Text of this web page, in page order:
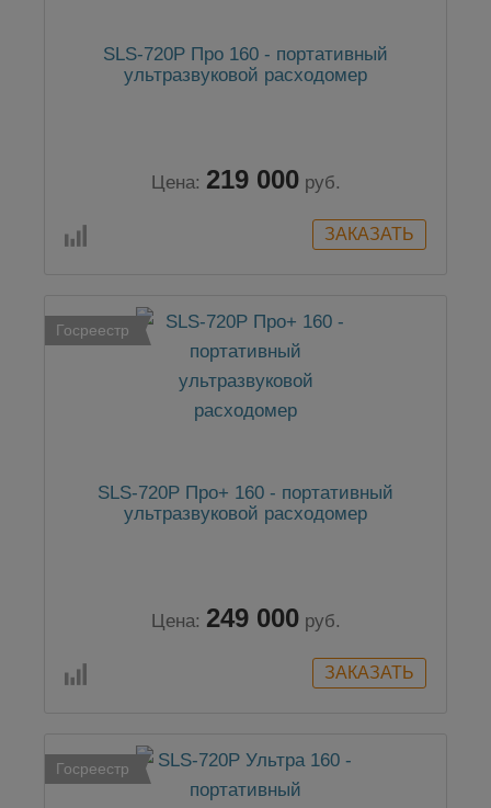
SLS-720P Про 160 - портативный
ультразвуковой расходомер
Цена: 219 000 руб.
Госреестр
SLS-720P Про+ 160 - портативный
ультразвуковой расходомер
Цена: 249 000 руб.
Госреестр